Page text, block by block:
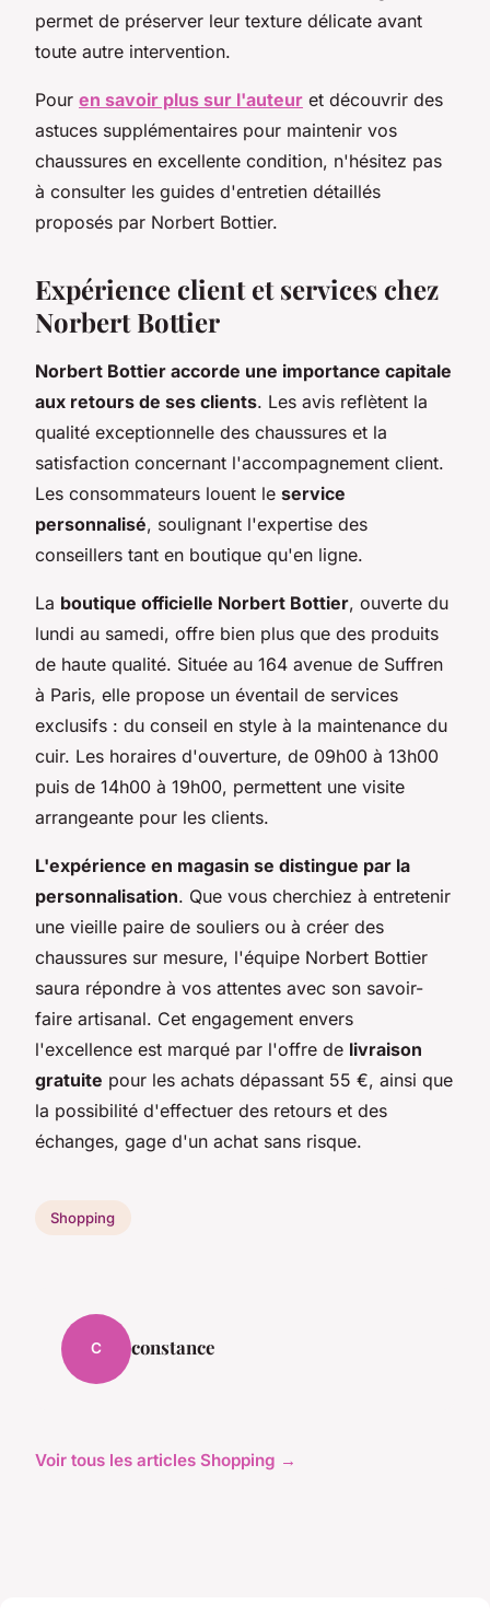
permet de préserver leur texture délicate avant
toute autre intervention.
Pour en savoir plus sur l'auteur et découvrir des
astuces supplémentaires pour maintenir vos
chaussures en excellente condition, n'hésitez pas
à consulter les guides d'entretien détaillés
proposés par Norbert Bottier.
Expérience client et services chez
Norbert Bottier
Norbert Bottier accorde une importance capitale
aux retours de ses clients. Les avis reflètent la
qualité exceptionnelle des chaussures et la
satisfaction concernant l'accompagnement client.
Les consommateurs louent le service
personnalisé, soulignant l'expertise des
conseillers tant en boutique qu'en ligne.
La boutique officielle Norbert Bottier, ouverte du
lundi au samedi, offre bien plus que des produits
de haute qualité. Située au 164 avenue de Suffren
à Paris, elle propose un éventail de services
exclusifs : du conseil en style à la maintenance du
cuir. Les horaires d'ouverture, de 09h00 à 13h00
puis de 14h00 à 19h00, permettent une visite
arrangeante pour les clients.
L'expérience en magasin se distingue par la
personnalisation. Que vous cherchiez à entretenir
une vieille paire de souliers ou à créer des
chaussures sur mesure, l'équipe Norbert Bottier
saura répondre à vos attentes avec son savoir-
faire artisanal. Cet engagement envers
l'excellence est marqué par l'offre de livraison
gratuite pour les achats dépassant 55 €, ainsi que
la possibilité d'effectuer des retours et des
échanges, gage d'un achat sans risque.
Shopping
C constance
Voir tous les articles Shopping →